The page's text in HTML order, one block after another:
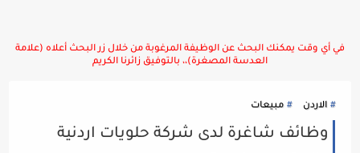
في أي وقت يمكنك البحث عن الوظيفة المرغوبة من خلال زر البحث أعلاه (علامة
العدسة المصغرة)،، بالتوفيق زائرنا الكريم
الاردن مبيعات
وظائف شاغرة لدى شركة حلويات اردنية